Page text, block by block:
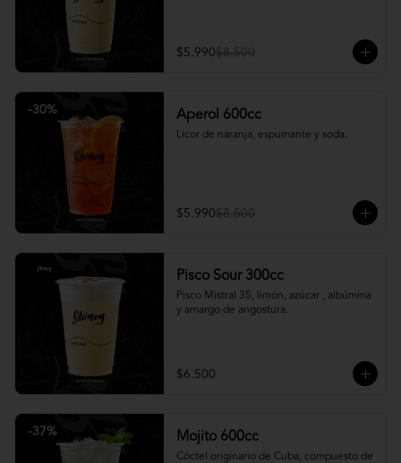
$5.990$8.500
-30% Aperol 600cc
Licor de naranja, espumante y soda.
$5.990$8.500
Pisco Sour 300cc
Pisco Mistral 35, limón, azúcar , albúmina
y amargo de angostura.
$6.500
-37% Mojito 600cc
Cóctel originario de Cuba, compuesto de